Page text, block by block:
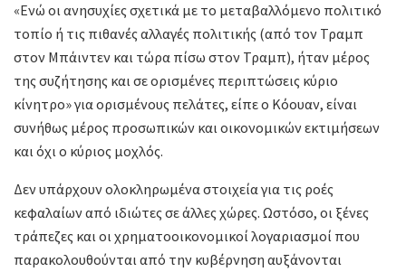
«Ενώ οι ανησυχίες σχετικά με το μεταβαλλόμενο πολιτικό
τοπίο ή τις πιθανές αλλαγές πολιτικής (από τον Τραμπ
στον Μπάιντεν και τώρα πίσω στον Τραμπ), ήταν μέρος
της συζήτησης και σε ορισμένες περιπτώσεις κύριο
κίνητρο» για ορισμένους πελάτες, είπε ο Κόουαν, είναι
συνήθως μέρος προσωπικών και οικονομικών εκτιμήσεων
και όχι ο κύριος μοχλός.
Δεν υπάρχουν ολοκληρωμένα στοιχεία για τις ροές
κεφαλαίων από ιδιώτες σε άλλες χώρες. Ωστόσο, οι ξένες
τράπεζες και οι χρηματοοικονομικοί λογαριασμοί που
παρακολουθούνται από την κυβέρνηση αυξάνονται